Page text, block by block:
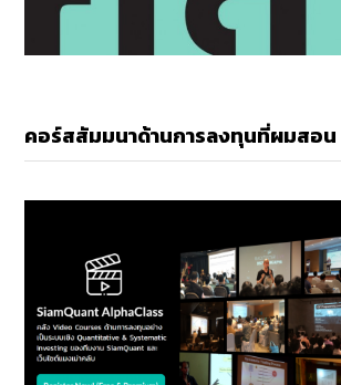
คอร์สสัมมนาด้านการลงทุนที่ผมสอน